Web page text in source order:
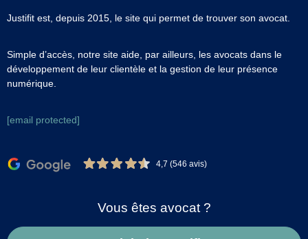
Justifit est, depuis 2015, le site qui permet de trouver son avocat.
Simple d’accès, notre site aide, par ailleurs, les avocats dans le
développement de leur clientèle et la gestion de leur présence
numérique.
[email protected]
4,7 (546 avis)
Vous êtes avocat ?